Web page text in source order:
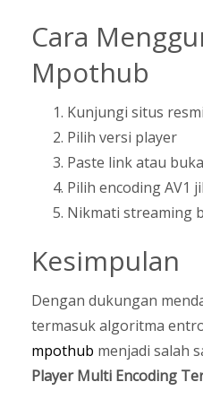
Cara
Mpothub
Kunjungi situs resmi
Pilih versi player
Paste link atau
Pilih encoding AV1
Nikmati streaming
Kesimpulan
Dengan dukungan
termasuk algoritma
mpothub menjadi salah
Player Multi Encoding